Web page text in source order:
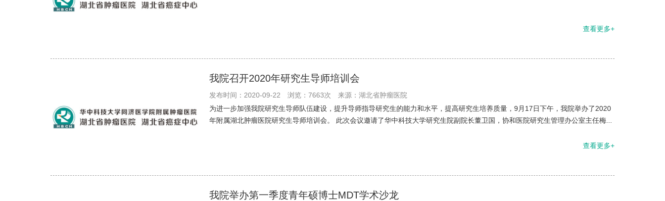
查看更多+
我院召开2020年研究生导师培训会
发布时间：2020-09-22 浏览：7663次
来源：湖北省肿瘤医院
为进一步加强我院研究生导师队伍建设，提升导师指导研究生的能力和水平，提高研究生培养质量，9月17日下午，我院举办了2020
年附属湖北肿瘤医院研究生导师培训会。 此次会议邀请了华中科技大学研究生院副院长董卫国，协和医院研究生管理办公室主任梅...
查看更多+
我院举办第一季度青年硕博士MDT学术沙龙